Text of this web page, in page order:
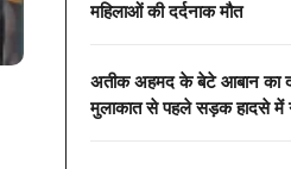
महिलाओं की दर्दनाक मौत
अतीक अहमद के बेटे आबान का
मुलाकात से पहले सड़क हादसे में